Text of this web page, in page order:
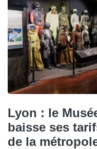
Lyon : le
baisse ses
de la